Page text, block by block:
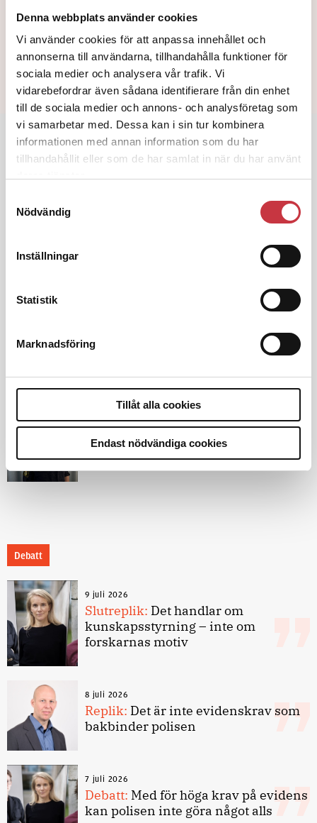
Denna webbplats använder cookies
Vi använder cookies för att anpassa innehållet och
annonserna till användarna, tillhandahålla funktioner för
sociala medier och analysera vår trafik. Vi
vidarebefordrar även sådana identifierare från din enhet
till de sociala medier och annons- och analysföretag som
vi samarbetar med. Dessa kan i sin tur kombinera
informationen med annan information som du har
tillhandahållit eller som de har samlat in när du har använt
Nödvändig
Inställningar
Statistik
Marknadsföring
Tillåt alla cookies
Endast nödvändiga cookies
Dela artikel: Facebook X E-post
1 juni 2026
– nu ska han lära sig grunderna
Polisregionen erkänner fel: ”Kommer
Debatt
9 juli 2026
Slutreplik: Det handlar om
kunskapsstyrning – inte om
forskarnas motiv
8 juli 2026
Replik: Det är inte evidenskrav som
bakbinder polisen
7 juli 2026
Debatt: Med för höga krav på evidens
kan polisen inte göra något alls